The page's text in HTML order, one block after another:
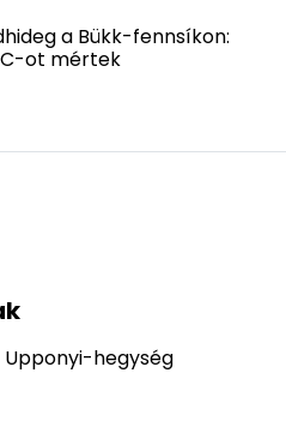
a Bükk-fennsíkon:
ot mértek
Upponyi-hegység